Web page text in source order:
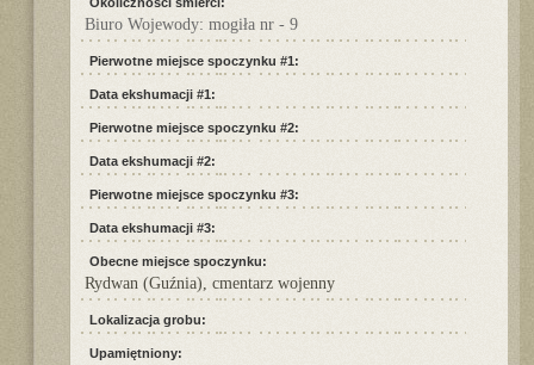
Biuro Wojewody: mogiła nr - 9
Pierwotne miejsce spoczynku #1:
Data ekshumacji #1:
Pierwotne miejsce spoczynku #2:
Data ekshumacji #2:
Pierwotne miejsce spoczynku #3:
Data ekshumacji #3:
Obecne miejsce spoczynku:
Rydwan (Guźnia), cmentarz wojenny
Lokalizacja grobu:
Upamiętniony: